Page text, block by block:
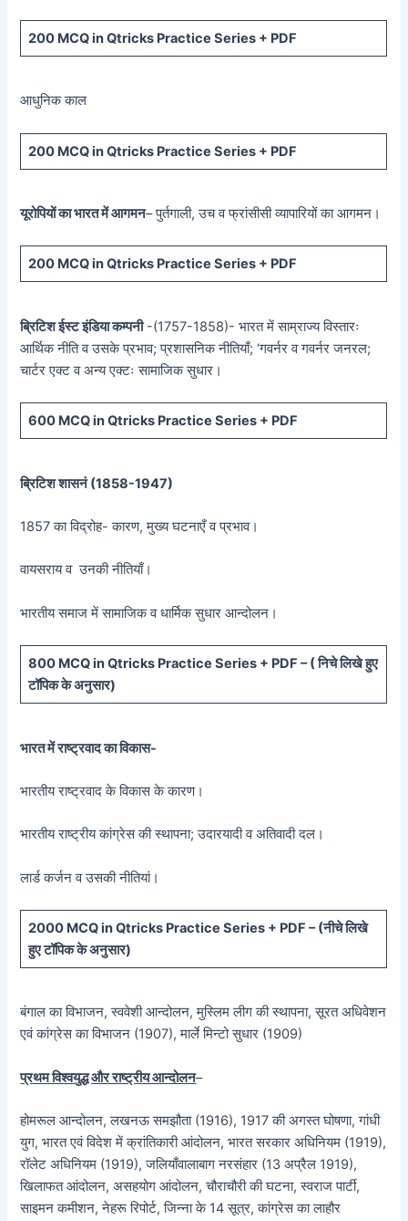
200 MCQ in Qtricks Practice Series + PDF
आधुनिक काल
200 MCQ in Qtricks Practice Series + PDF
यूरोपियों का भारत में आगमन– पुर्तगाली, उच व फ्रांसीसी व्यापारियों का आगमन।
200 MCQ in Qtricks Practice Series + PDF
ब्रिटिश ईस्ट इंडिया कम्पनी-(1757-1858)- भारत में साम्राज्य विस्तारः
आर्थिक नीति व उसके प्रभाव; प्रशासनिक नीतियाँ; ‘गवर्नर व गवर्नर जनरल;
चार्टर एक्ट व अन्य एक्टः सामाजिक सुधार।
600 MCQ in Qtricks Practice Series + PDF
ब्रिटिश शासनं (1858-1947)
1857 का विद्रोह- कारण, मुख्य घटनाएँ व प्रभाव।
वायसराय व उनकी नीतियाँ।
भारतीय समाज में सामाजिक व धार्मिक सुधार आन्दोलन।
800 MCQ in Qtricks Practice Series + PDF – (निचे लिखे हुए
टॉपिक के अनुसार)
भारत में राष्ट्रवाद का विकास-
भारतीय राष्ट्रवाद के विकास के कारण।
भारतीय राष्ट्रीय कांग्रेस की स्थापना; उदारयादी व अतिवादी दल।
लार्ड कर्जन व उसकी नीतियां।
2000 MCQ in Qtricks Practice Series + PDF – (नीचेलिखे
हुए टॉपिक के अनुसार)
बंगाल का विभाजन, स्ववेशी आन्दोलन, मुस्लिम लीग की स्थापना, सूरत अधिवेशन
एवं कांग्रेस का विभाजन (1907), मार्ले मिन्टो सुधार (1909)
प्रथम विश्वयुद्ध और राष्ट्रीय आन्दोलन–
होमरूल आन्दोलन, लखनऊ समझौता (1916), 1917 की अगस्त घोषणा, गांधी
युग, भारत एवं विदेश में क्रांतिकारी आंदोलन, भारत सरकार अधिनियम (1919),
रॉलेट अधिनियम (1919), जलियाँवालाबाग नरसंहार (13 अप्रैल 1919),
खिलाफत आंदोलन, असहयोग आंदोलन, चौराचौरी की घटना, स्वराज पार्टी,
साइमन कमीशन, नेहरू रिपोर्ट, जिन्ना के 14 सूत्र, कांग्रेस का लाहौर